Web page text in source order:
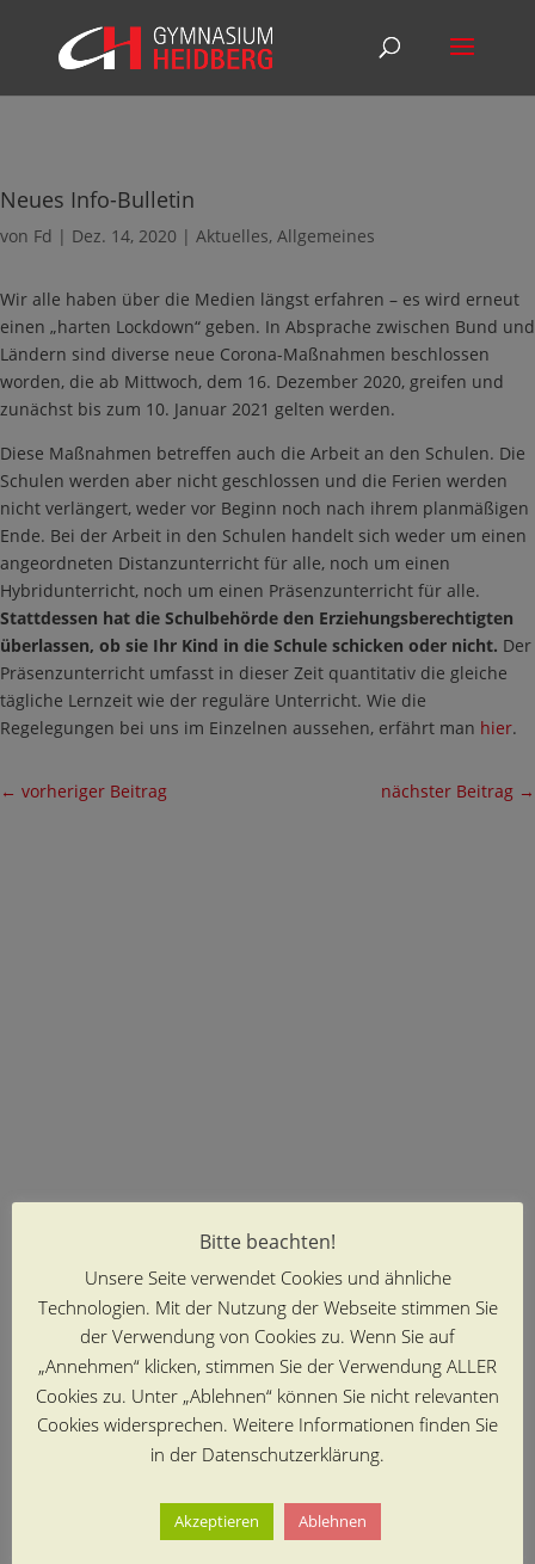
Neues Info-Bulletin
von Fd | Dez. 14, 2020 | Aktuelles, Allgemeines
Wir alle haben über die Medien längst erfahren – es wird erneut
einen „harten Lockdown“ geben. In Absprache zwischen Bund und
Ländern sind diverse neue Corona-Maßnahmen beschlossen
worden, die ab Mittwoch, dem 16. Dezember 2020, greifen und
zunächst bis zum 10. Januar 2021 gelten werden.
Diese Maßnahmen betreffen auch die Arbeit an den Schulen. Die
Schulen werden aber nicht geschlossen und die Ferien werden
nicht verlängert, weder vor Beginn noch nach ihrem planmäßigen
Ende. Bei der Arbeit in den Schulen handelt sich weder um einen
angeordneten Distanzunterricht für alle, noch um einen
Hybridunterricht, noch um einen Präsenzunterricht für alle.
Stattdessen hat die Schulbehörde den Erziehungsberechtigten
überlassen, ob sie Ihr Kind in die Schule schicken oder nicht. Der
Präsenzunterricht umfasst in dieser Zeit quantitativ die gleiche
tägliche Lernzeit wie der reguläre Unterricht. Wie die
Regelegungen bei uns im Einzelnen aussehen, erfährt man hier.
← vorheriger Beitrag nächster Beitrag →
Bitte beachten!
Unsere Seite verwendet Cookies und ähnliche
Technologien. Mit der Nutzung der Webseite stimmen Sie
der Verwendung von Cookies zu. Wenn Sie auf
„Annehmen“ klicken, stimmen Sie der Verwendung ALLER
Cookies zu. Unter „Ablehnen“ können Sie nicht relevanten
Cookies widersprechen. Weitere Informationen finden Sie
in der Datenschutzerklärung.
Akzeptieren Ablehnen